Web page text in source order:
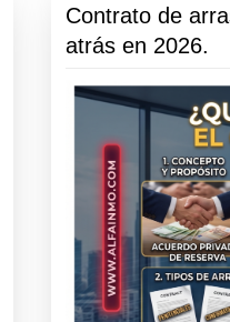
Contrato de
atrás en 2026.